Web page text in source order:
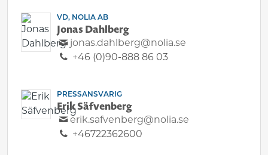
VD, NOLIA AB
Jonas Dahlberg
jonas.dahlberg@nolia.se
+46 (0)90-888 86 03
PRESSANSVARIG
Erik Säfvenberg
erik.safvenberg@nolia.se
+46722362600